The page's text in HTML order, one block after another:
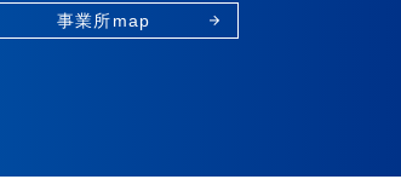
事業所map arrow_forward